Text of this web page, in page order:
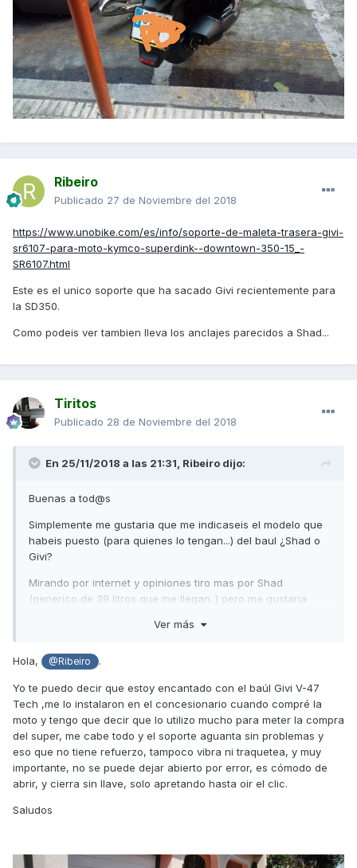
Ribeiro
Publicado 27 de Noviembre del 2018
https://www.unobike.com/es/info/soporte-de-maleta-trasera-givi-
sr6107-para-moto-kymco-superdink--downtown-350-15_-
SR6107.html
Este es el unico soporte que ha sacado Givi recientemente para
la SD350.
Como podeis ver tambien lleva los anclajes parecidos a Shad...
Tiritos
Publicado 28 de Noviembre del 2018
En 25/11/2018 a las 21:31, Ribeiro dijo:
Buenas a tod@s
Simplemente me gustaria que me indicaseis el modelo que
habeis puesto (para quienes lo tengan...) del baul ¿Shad o
Givi?
Mirando por internet y opiniones tiro mas por Shad
(generico de 39 litros que me llegan..) pero me gustaria
valen para nuestra SD350 (casi todas las que salen en el
Agradeceria alguna foto para ver como quedan asi como el
precio aproximado ya montado que os ha costado (incluso
veo enAmazonpero no vaya a ser que me equivoque al
comprarlo y/o montarlo).
Tambien tengo idea de coger unas alforjas como os indico
en el enlace (asi tambien me informais si van bien...)
https://www.motocard.com/bolsas/givi-ea101b.aspx?
country=ES&currency=EUR&utm_campaign=comparadores&
0749231&size=UNICA&gclid=Cj0KCQiArenfBRCoARIsAFc1Fqe
Ver más
Hola, @Ribeiro .
Yo te puedo decir que estoy encantado con el baúl Givi V-47
Tech ,me lo instalaron en el concesionario cuando compré la
moto y tengo que decir que lo utilizo mucho para meter la compra
del super, me cabe todo y el soporte aguanta sin problemas y
eso que no tiene refuerzo, tampoco vibra ni traquetea, y muy
importante, no se puede dejar abierto por error, es cómodo de
abrir, y cierra sin llave, solo apretando hasta oir el clic.
Saludos